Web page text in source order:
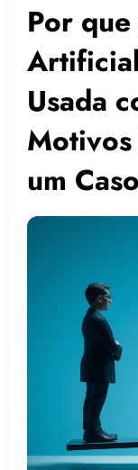
Por
Usada
Motivos
um